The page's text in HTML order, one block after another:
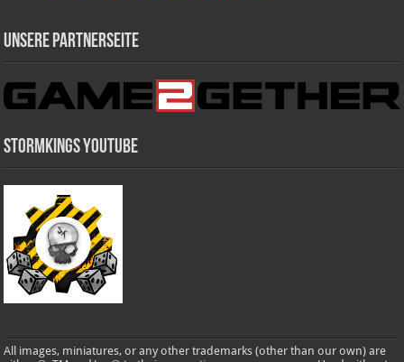
Unsere Partnerseite
Stormkings Youtube
All images, miniatures, or any other trademarks (other than our own) are